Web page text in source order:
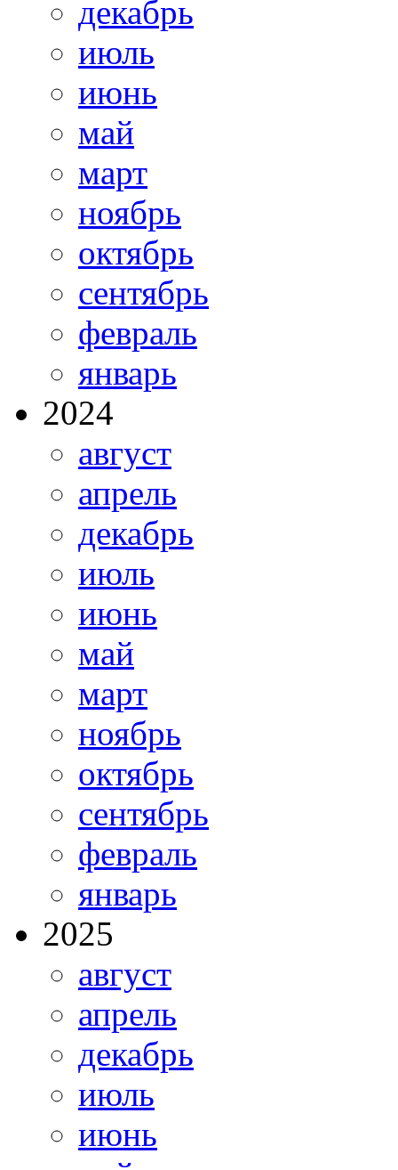
декабрь
июль
июнь
май
март
ноябрь
октябрь
сентябрь
февраль
январь
2024
август
апрель
декабрь
июль
июнь
май
март
ноябрь
октябрь
сентябрь
февраль
январь
2025
август
апрель
декабрь
июль
июнь